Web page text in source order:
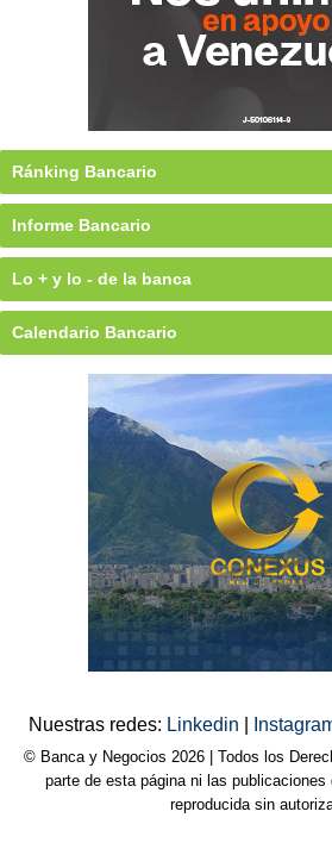
Ránking Bancario
Informe Bancario
Lo + y lo - de la banca
Calendario Bancario
Nuestras redes: Linkedin
© Banca y Negocios 2026 | Todos los
parte de esta página ni las publicaciones
reproducida sin